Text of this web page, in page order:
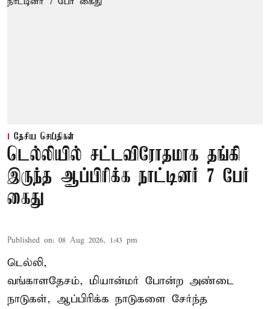
தேசிய செய்திகள்
டெல்லியில் சட்டவிரோதமாக தங்கி
இருந்த ஆப்பிரிக்க நாட்டினர் 7 பேர்
கைது
Published on: 08 Aug 2026, 1:43 pm
டெல்லி,
வங்காளதேசம், மியான்மர் போன்ற அண்டை
நாடுகள், ஆப்பிரிக்க நாடுகளை சேர்ந்த